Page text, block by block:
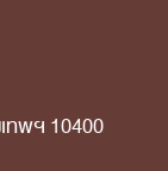
ทพฯ 10400